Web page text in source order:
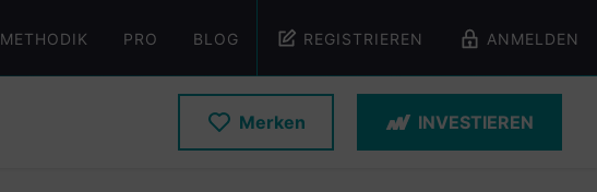
METHODIK PRO BLOG REGISTRIEREN ANMELDEN
Merken INVESTIEREN